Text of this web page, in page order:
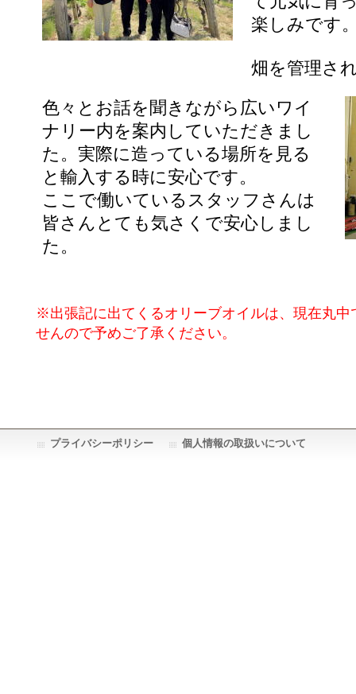
楽しみです
畑を管理さ
色々とお話を聞きながら広いワイ
ナリー内を案内していただきまし
た。実際に造っている場所を見る
と輸入する時に安心です。
ここで働いているスタッフさんは
皆さんとても気さくで安心しまし
た。
※出張記に出てくるオリーブオイルは、現在丸中
せんので予めご了承ください。
プライバシーポリシー 個人情報の取扱いについて